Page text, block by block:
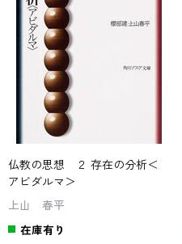
仏教の思想 ２ 存在の分析＜
アビダルマ＞
上山 春平
在庫有り